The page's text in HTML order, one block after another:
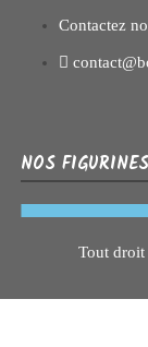
Contactez
NOS
Tout droit